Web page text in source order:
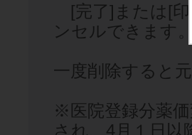
[完了]または[印
ンセルできます。
一度削除すると
※医院登録分薬
され、4月１日以